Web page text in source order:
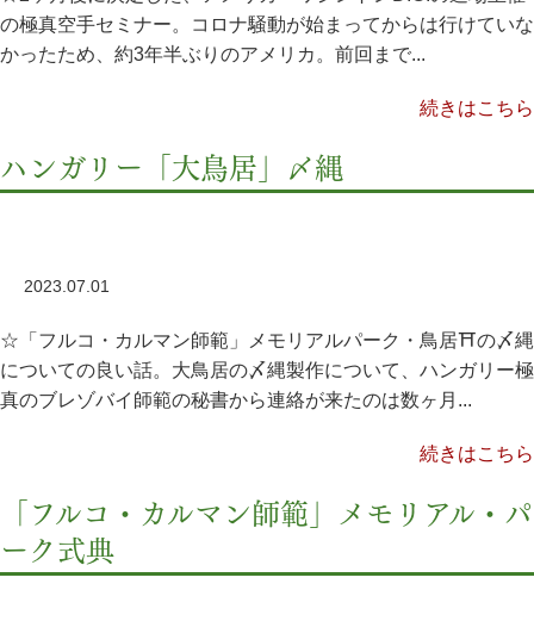
の極真空手セミナー。コロナ騒動が始まってからは行けていな
かったため、約3年半ぶりのアメリカ。前回まで...
続きはこちら
ハンガリー「大鳥居」〆縄
2023.07.01
☆「フルコ・カルマン師範」メモリアルパーク・鳥居⛩の〆縄
についての良い話。大鳥居の〆縄製作について、ハンガリー極
真のブレゾバイ師範の秘書から連絡が来たのは数ヶ月...
続きはこちら
「フルコ・カルマン師範」メモリアル・パ
ーク式典